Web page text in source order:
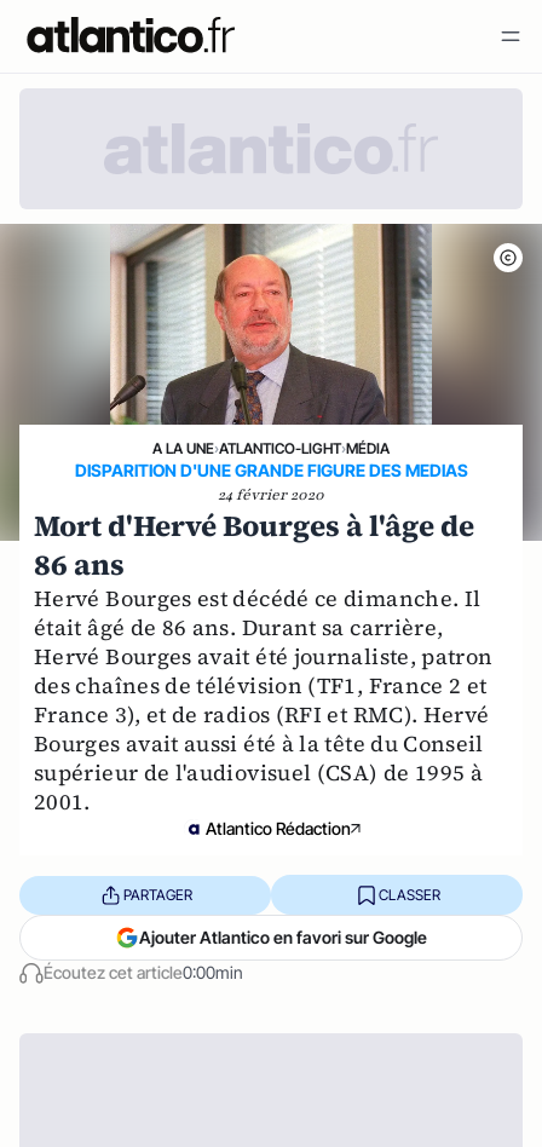
A LA UNE›ATLANTICO-LIGHT›MÉDIA
DISPARITION D'UNE GRANDE FIGURE DES MEDIAS
24 février 2020
Mort d'Hervé Bourges à l'âge de
86 ans
Hervé Bourges est décédé ce dimanche. Il
était âgé de 86 ans. Durant sa carrière,
Hervé Bourges avait été journaliste, patron
des chaînes de télévision (TF1, France 2 et
France 3), et de radios (RFI et RMC). Hervé
Bourges avait aussi été à la tête du Conseil
supérieur de l'audiovisuel (CSA) de 1995 à
2001.
Atlantico Rédaction
Écoutez cet article0:00min
PARTAGER CLASSER
Ajouter Atlantico en favori sur Google